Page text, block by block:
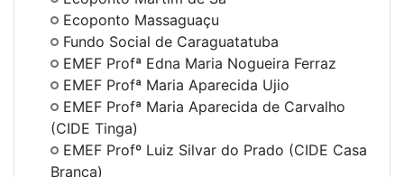
Ecoponto Massaguaçu
Fundo Social de Caraguatatuba
EMEF Profª Edna Maria Nogueira Ferraz
EMEF Profª Maria Aparecida Ujio
EMEF Profª Maria Aparecida de Carvalho
(CIDE Tinga)
EMEF Profº Luiz Silvar do Prado (CIDE Casa
Branca)